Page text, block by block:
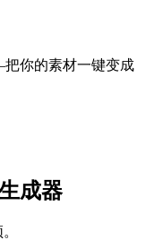
你的素材一键变成
成器